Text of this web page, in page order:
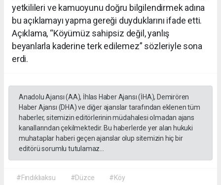
yetkilileri ve kamuoyunu doğru bilgilendirmek adına
bu açıklamayı yapma gereği duyduklarını ifade etti.
Açıklama, “Köyümüz sahipsiz değil, yanlış
beyanlarla kaderine terk edilemez” sözleriyle sona
erdi.
Anadolu Ajansı (AA), İhlas Haber Ajansı (İHA), Demirören
Haber Ajansı (DHA) ve diğer ajanslar tarafından eklenen tüm
haberler, sitemizin editörlerinin müdahalesi olmadan ajans
kanallarından çekilmektedir. Bu haberlerde yer alan hukuki
muhataplar haberi geçen ajanslar olup sitemizin hiç bir
editörü sorumlu tutulamaz...
#Fındıklıaksu #Düzce #Köy